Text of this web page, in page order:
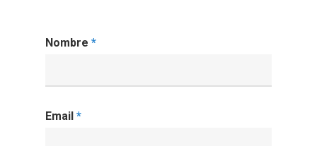
Nombre *
Email *